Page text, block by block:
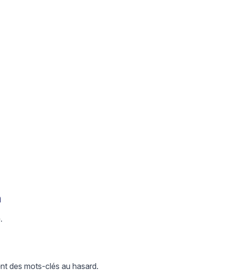
des mots-clés au hasard.